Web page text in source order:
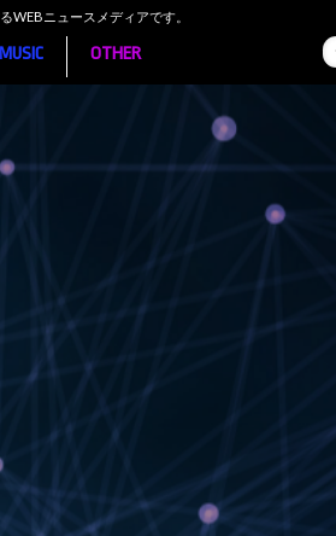
WEBニュースメディアです。
MUSIC OTHER